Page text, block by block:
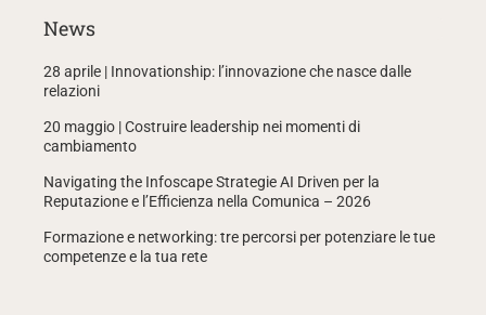
News
28 aprile | Innovationship: l’innovazione che nasce dalle
relazioni
20 maggio | Costruire leadership nei momenti di
cambiamento
Navigating the Infoscape Strategie AI Driven per la
Reputazione e l’Efficienza nella Comunica – 2026
Formazione e networking: tre percorsi per potenziare le tue
competenze e la tua rete